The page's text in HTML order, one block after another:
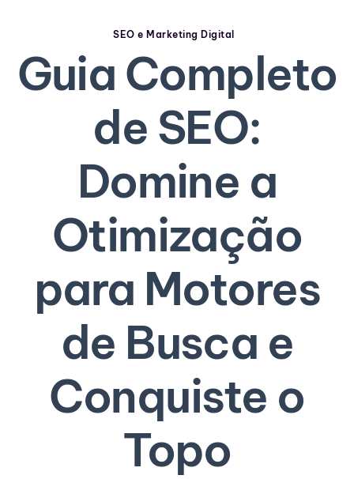
SEO e Marketing Digital
Guia Completo
de SEO:
Domine a
Otimização
para Motores
de Busca e
Conquiste o
Topo